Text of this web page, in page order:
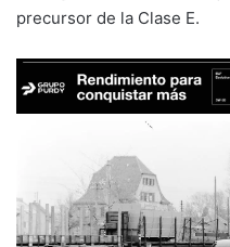
precursor de la Clase E.